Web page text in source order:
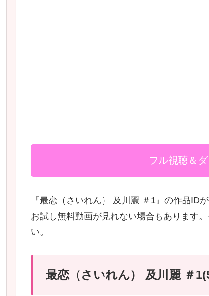
フル視聴＆
『最恋（さいれん） 及川麗 ＃1』の作品ID
お試し無料動画が見れない場合もあります
い。
最恋（さいれん） 及川麗 ＃